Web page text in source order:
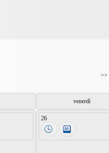
>>
venerdì
26